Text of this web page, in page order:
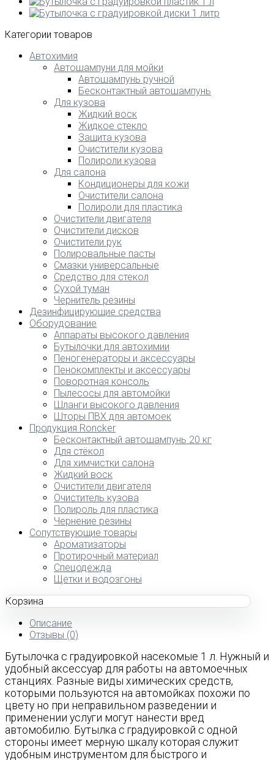
Категории товаров
Автохимия
Автошампуни для мойки
Автошампунь ручной
Бесконтактный автошампунь
Для кузова
Жидкий воск
Жидкое стекло
Защита кузова
Очистители кузова
Полироли кузова
Для салона
Кондиционеры для кожи
Очистители салона
Полироли для пластика
Очистители двигателя
Очистители дисков
Очистители рук
Полировальные пасты
Смазки универсальные
Средство для стекол
Сухой туман
Чернитель резины
Дезинфицирующие средства
Оборудование
Аппараты высокого давления
Бутылочки для автохимии
Пеногенераторы и аксессуары
Пенокомплекты и аксессуары
Поворотная консоль
Пылесосы для автомойки
Шланги высокого давления
Шторы ПВХ для автомоек
Продукция Roncker
Бесконтактный автошампунь 20 кг
Для стёкол
Для химчистки салона
Жидкий воск
Очистители двигателя
Очиститель кузова
Полироль для пластика
Чернение резины
Сопутствующие товары
Ароматизаторы
Протирочный материал
Спецодежда
Щетки и водозгоны
Корзина
Описание
Отзывы (0)
Бутылочка с градуировкой насекомые 1 л. Нужный и
удобный аксессуар для работы на автомоечных
станциях. Разные виды химических средств,
которыми пользуются на автомойках похожи по
цвету но при неправильном разведении и
применении услуги могут нанести вред
автомобилю. Бутылка с градуировкой с одной
стороны имеет мерную шкалу которая служит
удобным инструментом для быстрого и